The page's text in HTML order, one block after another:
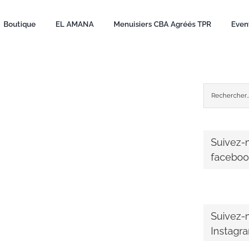
Boutique EL AMANA Menuisiers CBA Agréés TPR
Rechercher:
Suivez-
Suivez-